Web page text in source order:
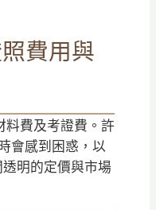
費用與
料費及考證費。許
會感到困惑，以
明的定價與市場